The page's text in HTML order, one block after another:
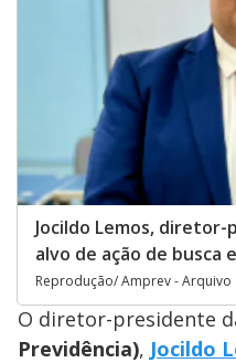
Jocildo Lemos,
alvo de ação de busca
Reprodução/ Amprev - Arquivo
O diretor-presidente
Previdência), Jocildo